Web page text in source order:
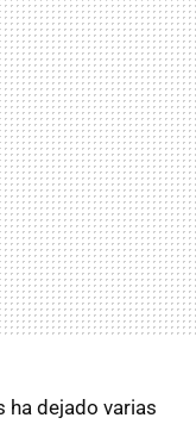
ha dejado varias